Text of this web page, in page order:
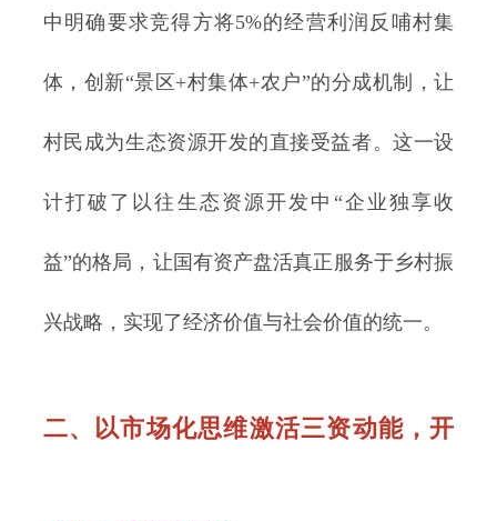
中明确要求竞得方将5%的经营利润反哺村集
体，创新“景区+村集体+农户”的分成机制，让
村民成为生态资源开发的直接受益者。这一设
计打破了以往生态资源开发中“企业独享收
益”的格局，让国有资产盘活真正服务于乡村振
兴战略，实现了经济价值与社会价值的统一。
二、以市场化思维激活三资动能，开